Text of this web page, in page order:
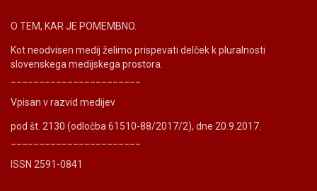
O TEM, KAR JE POMEMBNO.
Kot neodvisen medij želimo prispevati delček k pluralnosti
slovenskega medijskega prostora.
Vpisan v razvid medijev
pod št. 2130 (odločba 61510-88/2017/2), dne 20.9.2017.
ISSN 2591-0841